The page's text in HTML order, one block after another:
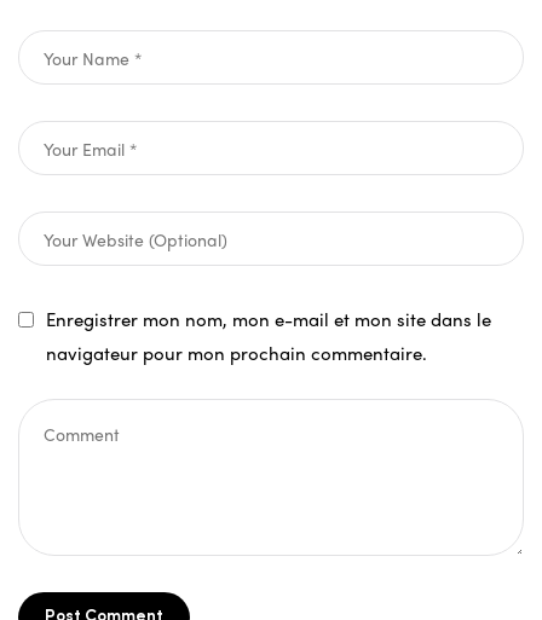
Enregistrer mon nom, mon e-mail et mon site dans le
navigateur pour mon prochain commentaire.